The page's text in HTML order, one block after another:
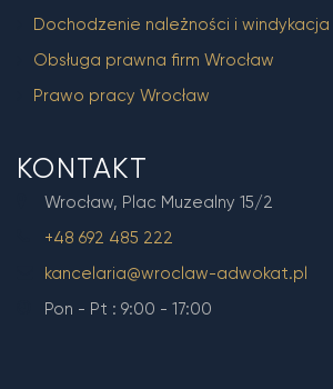
Dochodzenie należności i windykacja
Obsługa prawna firm Wrocław
Prawo pracy Wrocław
KONTAKT
Wrocław, Plac Muzealny 15/2
+48 692 485 222
kancelaria@wroclaw-adwokat.pl
Pon - Pt : 9:00 - 17:00